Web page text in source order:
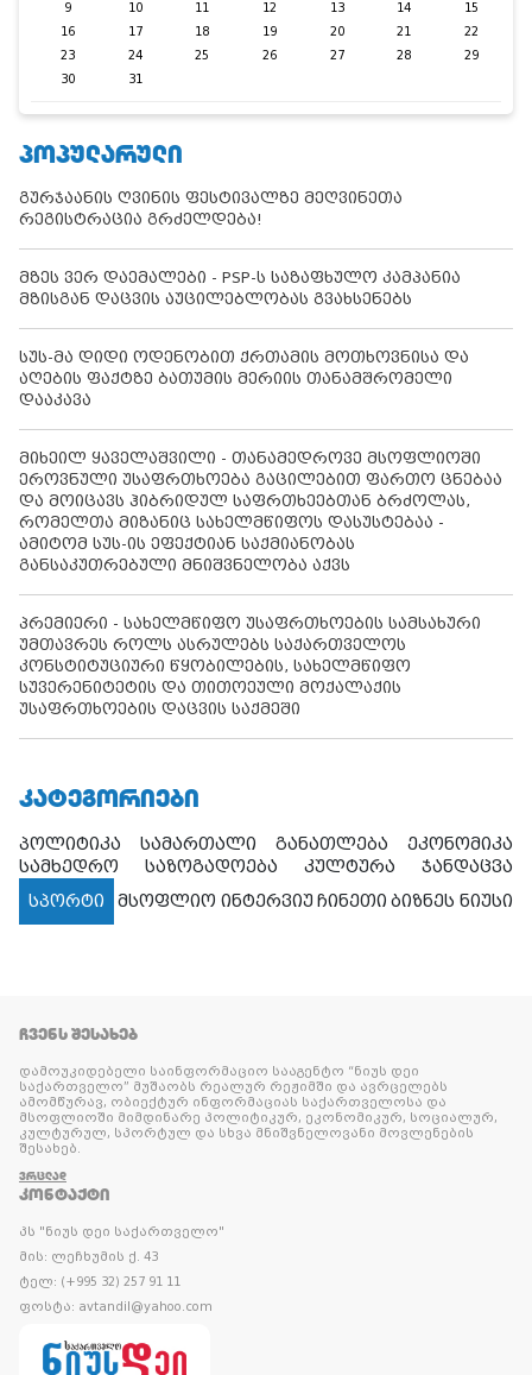
9
10 11 12 13 14
15
16
17 18 19 20 21
22
23
24 25 26 27 28
29
30
31
ᲞᲝᲞᲣᲚᲐᲠᲣᲚᲘ
გურჯაანის ღვინის ფესტივალზე მეღვინეთა
რეგისტრაცია გრძელდება!
მზეს ვერ დაემალები - PSP-ს საზაფხულო კამპანია
მზისგან დაცვის აუცილებლობას გვახსენებს
სუს-მა დიდი ოდენობით ქრთამის მოთხოვნისა და
აღების ფაქტზე ბათუმის მერიის თანამშრომელი
დააკავა
მიხეილ ყაველაშვილი - თანამედროვე მსოფლიოში
ეროვნული უსაფრთხოება გაცილებით ფართო ცნებაა
და მოიცავს ჰიბრიდულ საფრთხეებთან ბრძოლას,
რომელთა მიზანიც სახელმწიფოს დასუსტებაა -
ამიტომ სუს-ის ეფექტიან საქმიანობას
განსაკუთრებული მნიშვნელობა აქვს
პრემიერი - სახელმწიფო უსაფრთხოების სამსახური
უმთავრეს როლს ასრულებს საქართველოს
კონსტიტუციური წყობილების, სახელმწიფო
სუვერენიტეტის და თითოეული მოქალაქის
უსაფრთხოების დაცვის საქმეში
ᲙᲐᲢᲔᲒᲝᲠᲘᲔᲑᲘ
პოლიტიკა სამართალი განათლება
ეკონომიკა
სამხედრო
საზოგადოება კულტურა
ჯანდაცვა
სპორტი
მსოფლიო ინტერვიუ ჩინეთი ბიზნეს ნიუსი
ᲩᲕᲔᲜᲡ ᲨᲔᲡᲐᲮᲔᲑ
დამოუკიდებელი საინფორმაციო სააგენტო “ნიუს დეი
საქართველო” მუშაობს რეალურ რეჟიმში და ავრცელებს
ამომწურავ, ობიექტურ ინფორმაციას საქართველოსა და
მსოფლიოში მიმდინარე პოლიტიკურ, ეკონომიკურ, სოციალურ,
კულტურულ, სპორტულ და სხვა მნიშვნელოვანი მოვლენების
შესახებ.
ᲕᲠᲪᲚᲐᲓ
ᲙᲝᲜᲢᲐᲥᲢᲘ
პს "ნიუს დეი საქართველო"
მის: ლეჩხუმის ქ. 43
ტელ: (+995 32) 257 91 11
ფოსტა: avtandil@yahoo.com